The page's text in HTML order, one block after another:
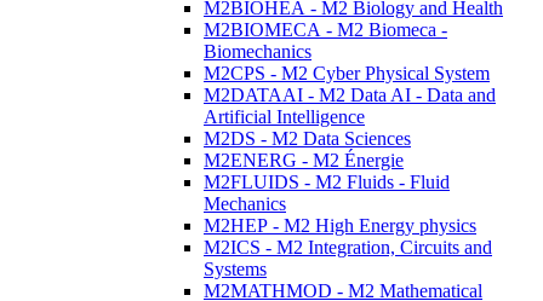
M2BIOHEA - M2 Biology and Health
M2BIOMECA - M2 Biomeca -
Biomechanics
M2CPS - M2 Cyber Physical System
M2DATAAI - M2 Data AI - Data and
Artificial Intelligence
M2DS - M2 Data Sciences
M2ENERG - M2 Énergie
M2FLUIDS - M2 Fluids - Fluid
Mechanics
M2HEP - M2 High Energy physics
M2ICS - M2 Integration, Circuits and
Systems
M2MATHMOD - M2 Mathematical